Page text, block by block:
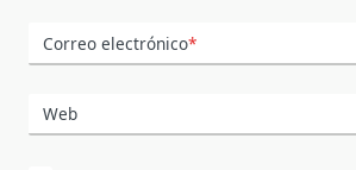
Correo electrónico*
Web